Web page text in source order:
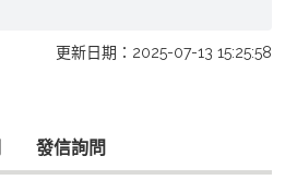
更新日期：2025-07-13 15:25:58
發信詢問